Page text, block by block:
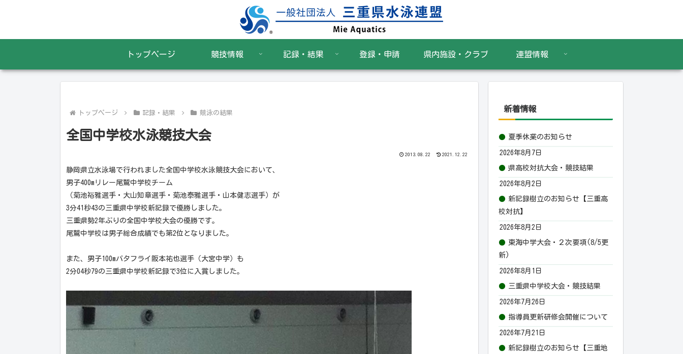
トップページ 競技情報 記録・結果 登録・申請 県内施設・クラブ 連盟情報
トップページ 記録・結果 競泳の結果
全国中学校水泳競技大会
2013.08.22 2021.12.22
静岡県立水泳場で行われました全国中学校水泳競技大会において、
男子400mリレー尾鷲中学校チーム
（菊池裕雅選手・大山知章選手・菊池泰雅選手・山本健志選手）が
3分41秒43の三重県中学校新記録で優勝しました。
三重県勢2年ぶりの全国中学校大会の優勝です。
尾鷲中学校は男子総合成績でも第2位となりました。
また、男子100mバタフライ阪本祐也選手（大宮中学）も
2分04秒79の三重県中学校新記録で3位に入賞しました。
新着情報
夏季休業のお知らせ
2026年8月7日
県高校対抗大会・競技結果
2026年8月2日
新記録樹立のお知らせ【三重高
校対抗】
2026年8月2日
東海中学大会・２次要項(8/5更
新)
2026年8月1日
三重県中学校大会・競技結果
2026年7月26日
指導員更新研修会開催について
2026年7月21日
新記録樹立のお知らせ【三重地